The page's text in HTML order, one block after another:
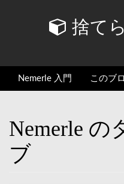
捨て
Nemerle 入門 このブ
Nemerle の
ブ